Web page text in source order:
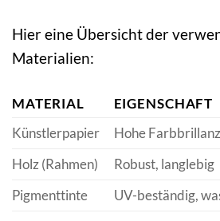
Hier eine Übersicht der
Materialien:
MATERIAL
EIGENSCHAFT
Künstlerpapier
Hohe
Holz (Rahmen)
Robust, langlebig
Pigmenttinte
UV-beständig,